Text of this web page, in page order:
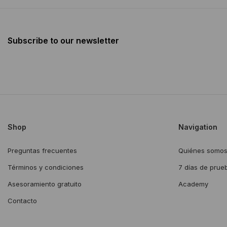
Subscribe to our newsletter
Shop
Preguntas frecuentes
Términos y condiciones
Asesoramiento gratuito
Contacto
Navigation
Quiénes somos
7 días de
Academy